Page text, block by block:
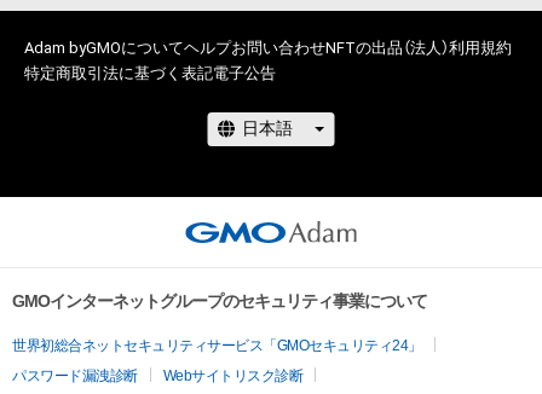
者のライセンス保有者は、何らの法的責任も負わないものとし
ます。
・上記で定める規定に違反した場合、作成者に生じた損害を保有
Adam byGMOについてヘルプお問い合わせNFTの出品（法人）利用規約
特定商取引法に基づく表記電子公告
GMOインターネットグループのセキュリティ事業について
世界初総合ネットセキュリティサービス「GMOセキュリティ24」
パスワード漏洩診断
Webサイトリスク診断